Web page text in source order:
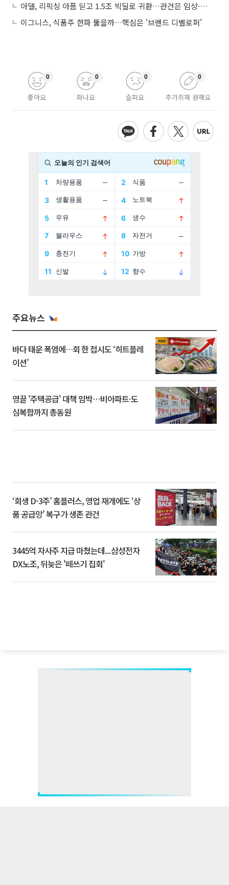
아델, 리픽싱 아픔 딛고 1.5조 빅딜로 귀환…관건은 임상·몸값
이그니스, 식품주 한파 뚫을까…핵심은 '브랜드 디벨로퍼'
좋아요
0
화나요
0
슬퍼요
0
추가취재 원해요
0
주요뉴스
바다 태운 폭염에…회 한 접시도 ‘히트플레
이션’
영끌 '주택공급' 대책 임박⋯비아파트·도
심복합까지 총동원
‘회생 D-3주’ 홈플러스, 영업 재개에도 ‘상
품 공급망’ 복구가 생존 관건
3445억 자사주 지급 마쳤는데...삼성전자
DX노조, 뒤늦은 '떼쓰기 집회'